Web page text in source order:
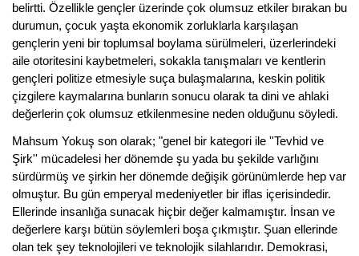
belirtti. Özellikle gençler üzerinde çok olumsuz etkiler bırakan bu
durumun, çocuk yaşta ekonomik zorluklarla karşılaşan
gençlerin yeni bir toplumsal boylama sürülmeleri, üzerlerindeki
aile otoritesini kaybetmeleri, sokakla tanışmaları ve kentlerin
gençleri politize etmesiyle suça bulaşmalarına, keskin politik
çizgilere kaymalarına bunların sonucu olarak ta dini ve ahlaki
değerlerin çok olumsuz etkilenmesine neden olduğunu söyledi.
Mahsum Yokuş son olarak; "genel bir kategori ile ''Tevhid ve
Şirk'' mücadelesi her dönemde şu yada bu şekilde varlığını
sürdürmüş ve şirkin her dönemde değişik görünümlerde hep var
olmuştur. Bu gün emperyal medeniyetler bir iflas içerisindedir.
Ellerinde insanlığa sunacak hiçbir değer kalmamıştır. İnsan ve
değerlere karşı bütün söylemleri boşa çıkmıştır. Şuan ellerinde
olan tek şey teknolojileri ve teknolojik silahlarıdır. Demokrasi,